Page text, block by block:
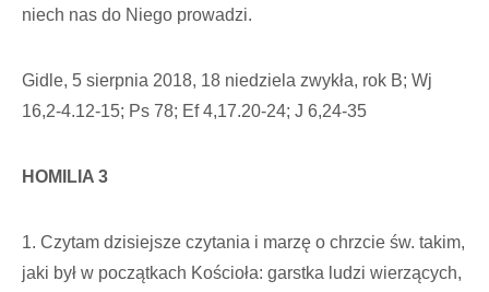
niech nas do Niego prowadzi.
Gidle, 5 sierpnia 2018, 18 niedziela zwykła, rok B; Wj
16,2-4.12-15; Ps 78; Ef 4,17.20-24; J 6,24-35
HOMILIA 3
1. Czytam dzisiejsze czytania i marzę o chrzcie św. takim,
jaki był w początkach Kościoła: garstka ludzi wierzących,